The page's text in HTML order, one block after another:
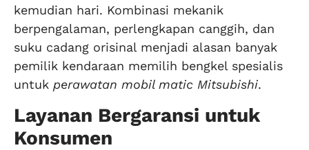
kemudian hari. Kombinasi mekanik
berpengalaman, perlengkapan canggih, dan
suku cadang orisinal menjadi alasan banyak
pemilik kendaraan memilih bengkel spesialis
untuk perawatan mobil matic Mitsubishi.
Layanan Bergaransi untuk
Konsumen